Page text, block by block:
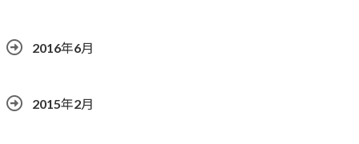
2016年6月
2015年2月